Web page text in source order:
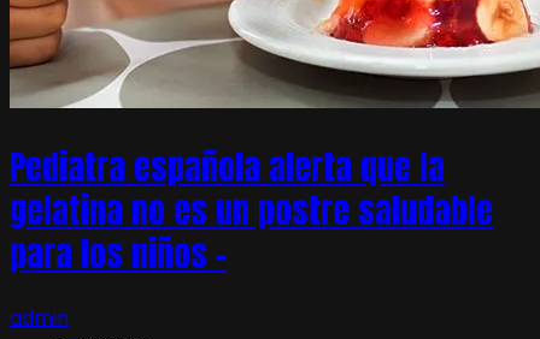
Pediatra española alerta que la
gelatina no es un postre saludable
para los niños –
admin